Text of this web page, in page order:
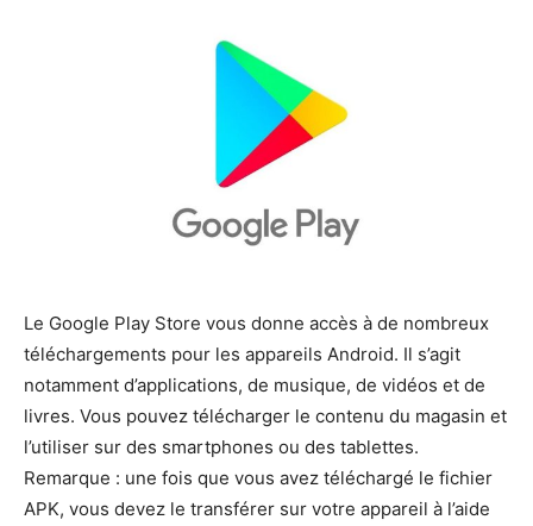
Le Google Play Store vous donne accès à de nombreux
téléchargements pour les appareils Android. Il s’agit
notamment d’applications, de musique, de vidéos et de
livres. Vous pouvez télécharger le contenu du magasin et
l’utiliser sur des smartphones ou des tablettes.
Remarque : une fois que vous avez téléchargé le fichier
APK, vous devez le transférer sur votre appareil à l’aide